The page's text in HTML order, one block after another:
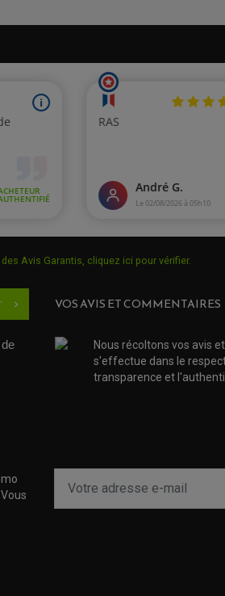
Avis Garantis, cliquez ici pour vérifier.
chevron_right VOS AVIS ET COMMENTAIRES
Nous récoltons vos avis
s'effectue dans le
transparence et